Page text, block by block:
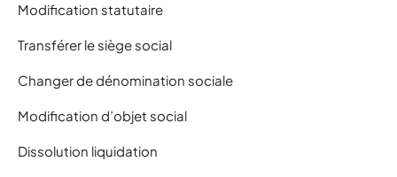
Modification statutaire
Transférer le siège social
Changer de dénomination sociale
Modification d’objet social
Dissolution liquidation